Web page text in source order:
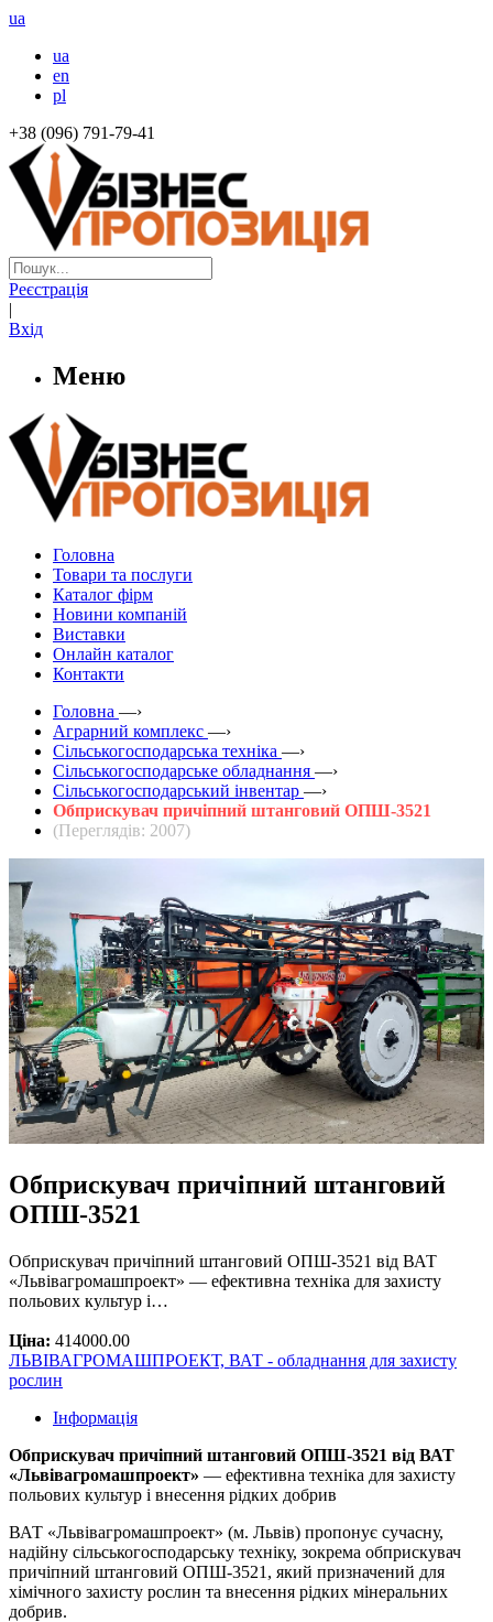
ua
ua
en
pl
+38 (096) 791-79-41
Реєстрація
|
Вхід
Меню
Головна
Товари та послуги
Каталог фірм
Новини компаній
Виставки
Онлайн каталог
Контакти
Головна —›
Аграрний комплекс —›
Сільськогосподарська техніка —›
Сільськогосподарське обладнання —›
Сільськогосподарський інвентар —›
Обприскувач причіпний штанговий ОПШ-3521
(Переглядів: 2007)
Обприскувач причіпний штанговий
ОПШ-3521
Обприскувач причіпний штанговий ОПШ-3521 від ВАТ
«Львівагромашпроект» — ефективна техніка для захисту
польових культур і…
Ціна: 414000.00
ЛЬВІВАГРОМАШПРОЕКТ, ВАТ - обладнання для захисту
рослин
Інформація
Обприскувач причіпний штанговий ОПШ-3521 від ВАТ
«Львівагромашпроект» — ефективна техніка для захисту
польових культур і внесення рідких добрив
ВАТ «Львівагромашпроект» (м. Львів) пропонує сучасну,
надійну сільськогосподарську техніку, зокрема обприскувач
причіпний штанговий ОПШ-3521, який призначений для
хімічного захисту рослин та внесення рідких мінеральних
добрив.